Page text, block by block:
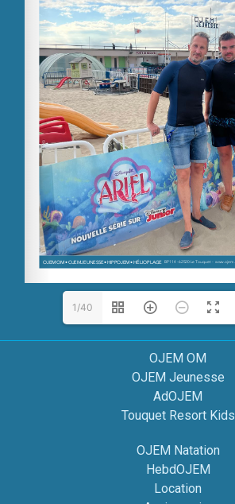
1/40
OJEM OM
OJEM Jeunesse
AdOJEM
Touquet Resort Kids
OJEM Natation
HebdOJEM
Location